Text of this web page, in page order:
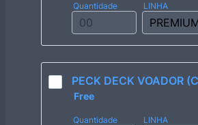
Quantidade LINHA
PECK DECK VOADOR
Free
Free
Quantidade LINHA